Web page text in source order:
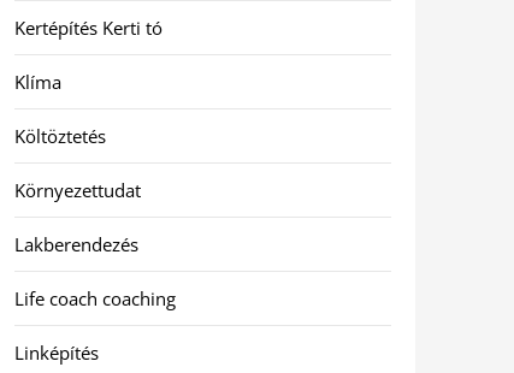
Kertépítés Kerti tó
Klíma
Költöztetés
Környezettudat
Lakberendezés
Life coach coaching
Linképítés